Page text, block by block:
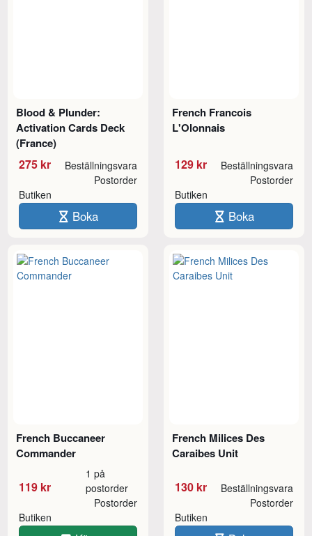
Blood & Plunder:
Activation Cards Deck
(France)
275 kr Beställningsvara
Butiken
Postorder
Boka
French Francois
L'Olonnais
129 kr Beställningsvara
Butiken
Postorder
Boka
French Buccaneer
Commander
119 kr
1 på
postorder
Butiken
Postorder
French Milices Des
Caraibes Unit
130 kr Beställningsvara
Butiken
Postorder